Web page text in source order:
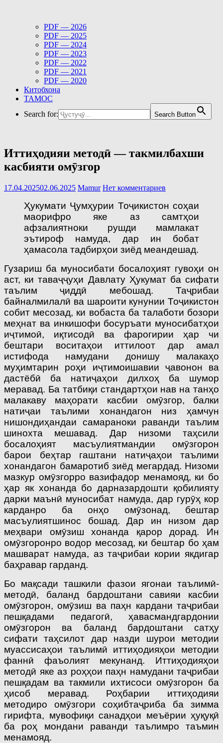
PDF — 2026
PDF — 2025
PDF — 2024
PDF — 2023
PDF — 2022
PDF — 2021
PDF — 2020
Китобхона
ТАМОС
Search for:
Search Button
Иттиҳодияи методӣ — такмилбахши
касбияти омӯзгор
17.04.202502.06.2025 Mamur Нет комментариев
Ҳукумати Ҷумҳурии Тоҷикистон соҳаи
маорифро яке аз самтҳои
афзалиятноки рушди мамлакат
эътироф намуда, дар ин бобат
ҳамасола тадбирҳои зиёд меандешад.
Гузариш ба муносибати босалоҳият гувоҳи он
аст, ки таваҷҷуҳи Давлату Ҳукумат ба сифати
таълим ҷиддӣ мебошад. Таҷрибаи
байналмилалӣ ва шароити кунунии Тоҷикистон
собит месозад, ки вобаста ба талаботи бозори
меҳнат ва инкишофи босуръати муносибатҳои
иҷтимоӣ, иқтисодӣ ва фарогирии ҳар чи
бештари воситаҳои иттилоот дар амал
истифода намудани донишу малакаҳо
муҳимтарин роҳи иҷтимоишавии ҷавонон ва
дастёбӣ ба натиҷаҳои дилхоҳ ба шумор
меравад. Ба татбиқи стандартҳои нав на танҳо
малакаву маҳорати касбии омӯзгор, балки
натиҷаи таълими хонандагон низ ҳамчун
нишондиҳандаи самараноки раванди таълим
шинохта мешавад. Дар низоми таҳсили
босалоҳият масъулиятмандии омӯзгорон
барои беҳтар гаштани натиҷаҳои таълими
хонандагон бамаротиб зиёд мегардад. Низоми
мазкур омӯзгорро вазифадор менамояд, ки бо
ҳар як хонанда бо дарназардошти қобилияту
дарки маънӣ муносибат намуда, дар гурӯҳ кор
карданро ба онҳо омӯзонад, бештар
масъулиятшинос бошад. Дар ин низом дар
меҳвари омӯзиш хонанда қарор дорад. Ин
омӯзгоронро водор месозад, ки бештар бо ҳам
машварат намуда, аз таҷрибаи кории якдигар
баҳравар гарданд.
Бо мақсади ташкили фазои ягонаи таълимӣ-
методӣ, баланд бардоштани савияи касбии
омӯзгорон, омӯзиш ва паҳн кардани таҷрибаи
пешқадами педагогӣ, ҳавасмандгардонии
омӯзгорон ва баланд бардоштани сатҳу
сифати таҳсилот дар назди шурои методии
муассисаҳои таълимӣ иттиҳодияҳои методии
фаннӣ фаъолият мекунанд. Иттиҳодияҳои
методӣ яке аз роҳҳои паҳн намудани таҷрибаи
пешқадам ва такмили ихтисоси омӯзгорон ба
ҳисоб меравад. Роҳбарии иттиҳодияи
методиро омӯзгори соҳибтаҷриба ба зимма
гирифта, мувофиқи санадҳои меъёрии ҳуқуқӣ
ба роҳ мондани раванди таълимро таъмин
менамояд.